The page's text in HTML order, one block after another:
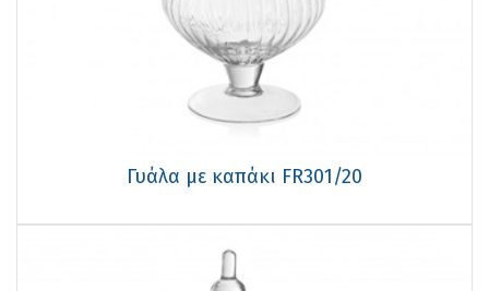
Γυάλα με καπάκι FR301/20